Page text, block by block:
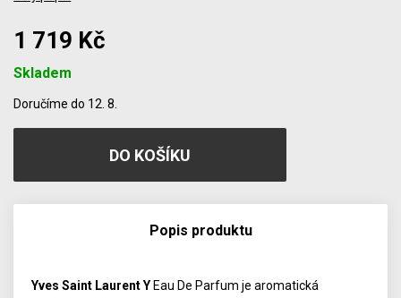
1 719 Kč
Skladem
Doručíme do 12. 8.
Popis produktu
Yves Saint Laurent Y Eau De Parfum je aromatická